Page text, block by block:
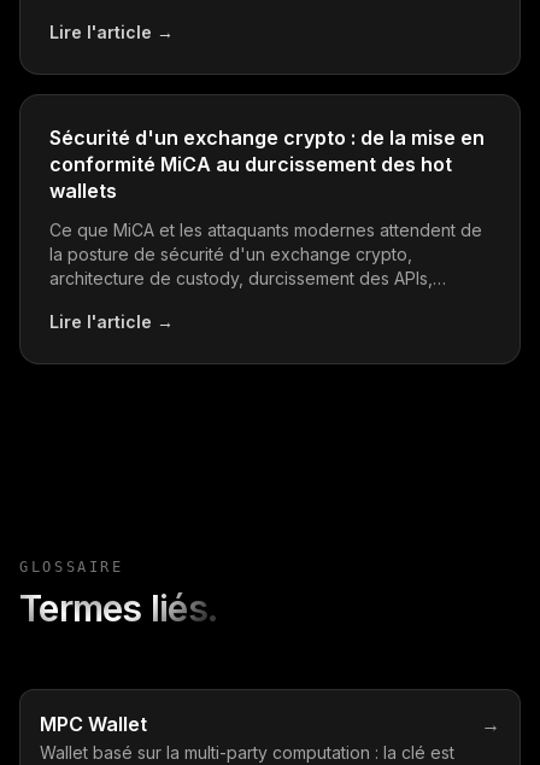
Lire l'article →
Sécurité d'un exchange crypto : de la mise en
conformité MiCA au durcissement des hot
wallets
Ce que MiCA et les attaquants modernes attendent de
la posture de sécurité d'un exchange crypto,
architecture de custody, durcissement des APIs,
Lire l'article →
GLOSSAIRE
Termes liés.
MPC Wallet
Wallet basé sur la multi-party computation : la clé est
→